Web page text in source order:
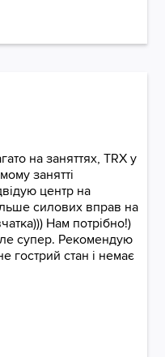
на заняттях, TRX у
занятті
центр на
силових вправ на
Нам потрібно!)
супер. Рекомендую
гострий стан і немає